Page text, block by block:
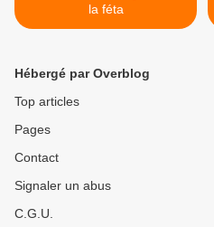
la féta
Hébergé par Overblog
Top articles
Pages
Contact
Signaler un abus
C.G.U.